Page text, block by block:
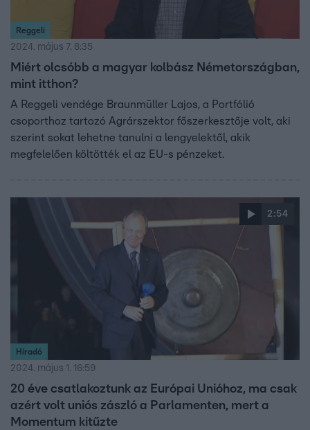
Reggeli
2024. május 7. 8:35
Miért olcsóbb a magyar kolbász Németországban,
mint itthon?
A Reggeli vendége Braunmüller Lajos, a Portfólió
csoporthoz tartozó Agrárszektor főszerkesztője volt, aki
szerint sokat lehetne tanulni a lengyelektől, akik
megfelelően költötték el az EU-s pénzeket.
2:54
Híradó
2024. május 1. 16:59
20 éve csatlakoztunk az Európai Unióhoz, ma csak
azért volt uniós zászló a Parlamenten, mert a
Momentum kitűzte